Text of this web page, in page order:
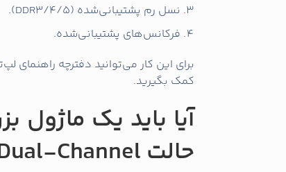
نسل رم پشتیبانی‌شده (DDR3/4/5).
فرکانس‌های پشتیبانی‌شده.
کمک بگیرید.
آیا باید یک ماژول
حالت Dual-Channel؟